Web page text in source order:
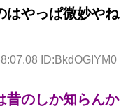
はやっぱ微妙やね
ID:BkdOGIYM0
昔のしか知らんか